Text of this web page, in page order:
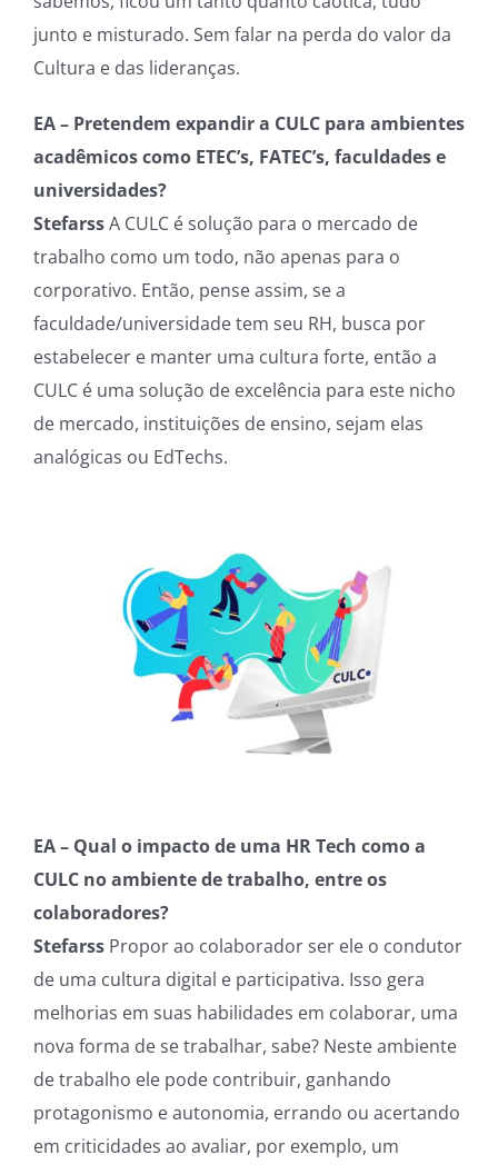
junto e misturado. Sem falar na perda do valor da
Cultura e das lideranças.
EA – Pretendem expandir a CULC para ambientes
acadêmicos como ETEC’s, FATEC’s, faculdades e
universidades?
StefarssA CULC é solução para o mercado de
trabalho como um todo, não apenas para o
corporativo. Então, pense assim, se a
faculdade/universidade tem seu RH, busca por
estabelecer e manter uma cultura forte, então a
CULC é uma solução de excelência para este nicho
de mercado, instituições de ensino, sejam elas
analógicas ou EdTechs.
EA – Qual o impacto de uma HR Tech como a
CULC no ambiente de trabalho, entre os
colaboradores?
Stefarss Propor ao colaborador ser ele o condutor
de uma cultura digital e participativa. Isso gera
melhorias em suas habilidades em colaborar, uma
nova forma de se trabalhar, sabe? Neste ambiente
de trabalho ele pode contribuir, ganhando
protagonismo e autonomia, errando ou acertando
em criticidades ao avaliar, por exemplo, um